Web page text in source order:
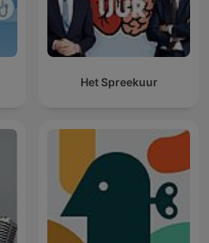
Het Spreekuur